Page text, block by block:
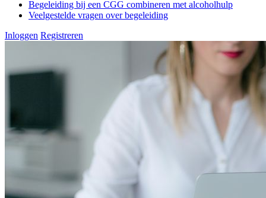
Begeleiding bij een CGG combineren met alcoholhulp
Veelgestelde vragen over begeleiding
Inloggen Registreren